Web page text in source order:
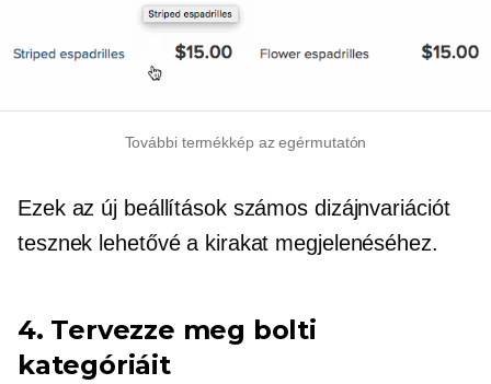
További termékkép az egérmutatón
Ezek az új beállítások számos dizájnvariációt
tesznek lehetővé a kirakat megjelenéséhez.
4. Tervezze meg bolti
kategóriáit